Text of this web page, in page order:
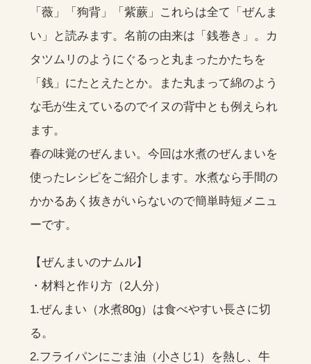
「薇」「狗背」「紫蕨」これらは全て「ぜんま
い」と読みます。名前の由来は「銭巻き」。カ
タツムリのようにぐるっと丸まったかたちを
「銭」にたとえたとか。また丸まって綿のよう
な毛が生えているのでイヌの背中とも例えられ
ます。
春の味覚のぜんまい。今回は水煮のぜんまいを
使ったレシピをご紹介します。水煮なら手間の
かかるあく抜きがいらないので簡単時短メニュ
ーです。
【ぜんまいのナムル】
・材料と作り方（2人分）
1.ぜんまい（水煮80g）は食べやすい長さに切
る。
2.フライパンにごま油（小さじ1）を熱し、牛